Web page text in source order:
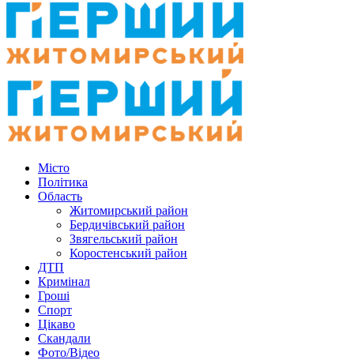
Місто
Політика
Область
Житомирський район
Бердичівський район
Звягельський район
Коростенський район
ДТП
Кримінал
Гроші
Спорт
Цікаво
Скандали
Фото/Відео